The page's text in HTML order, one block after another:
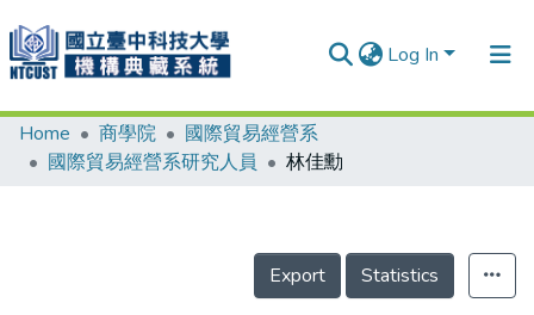
Log In
Communities & Collections
Home 商學院
國際貿易經營系
國際貿易經營系研究人員
林佳勳
Export Statistics